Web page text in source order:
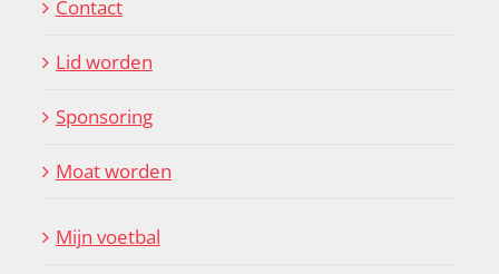
Contact
Lid worden
Sponsoring
Moat worden
Mijn voetbal